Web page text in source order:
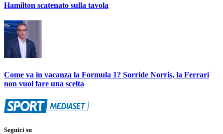
Hamilton scatenato sulla tavola
Come va in vacanza la Formula 1? Sorride Norris, la Ferrari
non vuol fare una scelta
Seguici su